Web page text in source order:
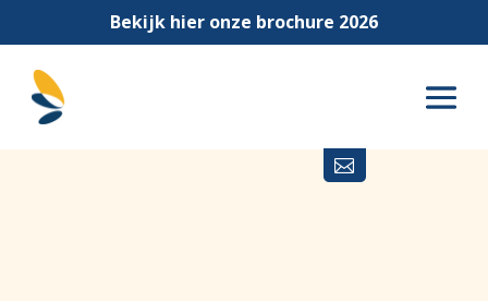
Bekijk hier onze brochure 2026
